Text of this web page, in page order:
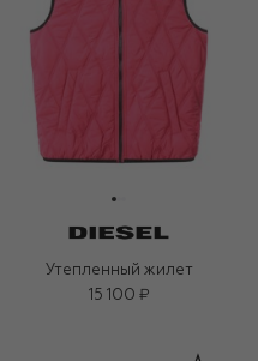
Утепленный жилет
15 100 ₽